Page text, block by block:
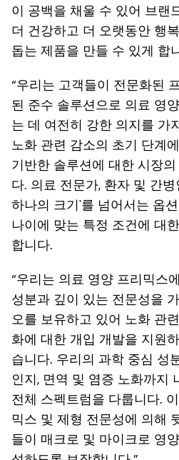
이 공백을 채울 수 있어 브랜
더 건강하고 더 오랫동안 행
돕는 제품을 만들 수 있게 합
“우리는 고객들이 전문화된
된 준수 솔루션으로 의료 영
는 데 여전히 강한 의지를 가
노화 관련 감소의 초기 단계
기반한 솔루션에 대한 시장
다. 의료 전문가, 환자 및 간
하나의 크기'를 넘어서는 옵
나이에 맞는 특정 조건에 대
합니다.
“우리는 의료 영양 프리믹스
성분과 깊이 있는 전문성을
오를 보유하고 있어 노화 관
화에 대한 개입 개발을 지원
습니다. 우리의 과학 중심 성
인지, 면역 및 염증 노화까지
전체 스펙트럼을 다룹니다.
믹스 및 제형 전문성에 의해
들이 매크로 및 마이크로 영